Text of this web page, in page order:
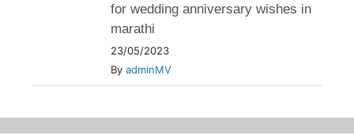
for wedding anniversary wishes in
marathi
23/05/2023
By adminMV